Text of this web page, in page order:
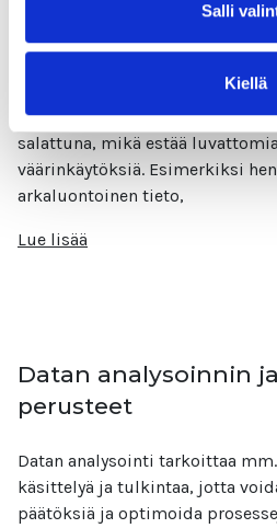
Salli
Kiellä
Datankeruun
Turvallisuus Tietoturva ja
varmistettava, että kerätty
salattuna, mikä estää
väärinkäytöksiä. Esimerkiksi
arkaluontoinen tieto,
Lue lisää
Datan analysoinnin
perusteet
Datan analysointi tarkoittaa
käsittelyä ja tulkintaa, jotta
päätöksiä ja optimoida